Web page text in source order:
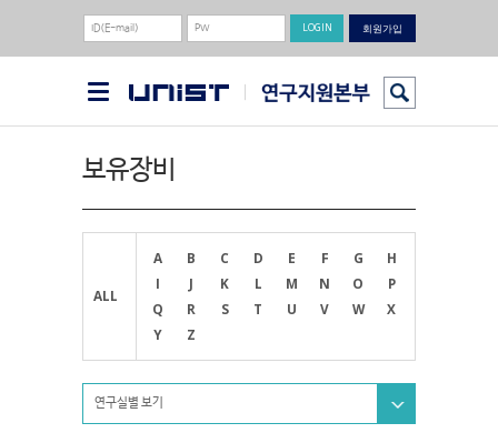
회원가입
보유장비
ALL
A B C D E F G
H
I
J K L M N O
P
Q
R S T U V W
X
Y
Z
연구실별 보기